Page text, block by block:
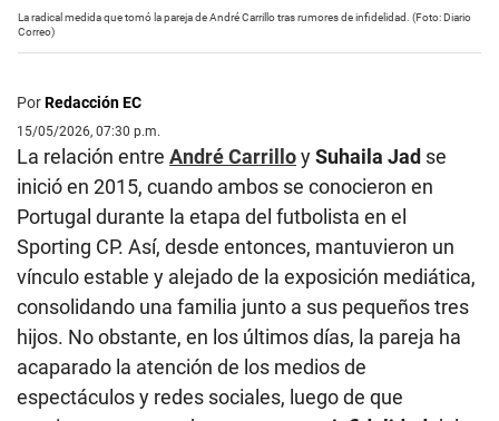
La radical medida que tomó la pareja de André Carrillo tras rumores de infidelidad. (Foto: Diario
Correo)
PorRedacción EC
15/05/2026, 07:30 p.m.
La relación entre André CarrilloySuhaila Jad se
inició en 2015, cuando ambos se conocieron en
Portugal durante la etapa del futbolista en el
Sporting CP. Así, desde entonces, mantuvieron un
vínculo estable y alejado de la exposición mediática,
consolidando una familia junto a sus pequeños tres
hijos. No obstante, en los últimos días, la pareja ha
acaparado la atención de los medios de
espectáculos y redes sociales, luego de que